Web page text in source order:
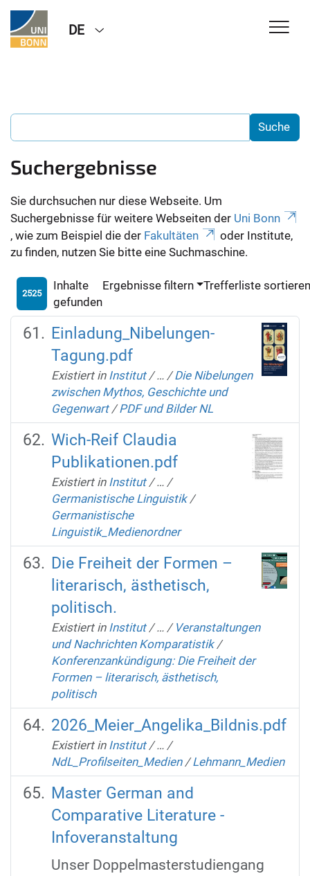
DE
Suchergebnisse
Sie durchsuchen nur diese Webseite. Um
Suchergebnisse für weitere Webseiten der Uni Bonn
, wie zum Beispiel die der Fakultäten
oder Institute,
zu finden, nutzen Sie bitte eine Suchmaschine.
2525
Inhalte
gefunden
Ergebnisse filtern Trefferliste
Einladung_Nibelungen-
Tagung.pdf
Existiert in Institut /… /Die Nibelungen
zwischen Mythos, Geschichte und
Gegenwart /PDF und Bilder NL
Wich-Reif Claudia
Publikationen.pdf
Existiert in Institut /… /
Germanistische Linguistik /
Germanistische
Linguistik_Medienordner
Die Freiheit der Formen –
literarisch, ästhetisch,
politisch.
Existiert in Institut /… / Veranstaltungen
und Nachrichten Komparatistik /
Konferenzankündigung: Die Freiheit der
Formen – literarisch, ästhetisch,
politisch
2026_Meier_Angelika_Bildnis.pdf
Existiert in Institut /… /
NdL_Profilseiten_Medien /Lehmann_Medien
Master German and
Comparative Literature -
Infoveranstaltung
Unser Doppelmasterstudiengang